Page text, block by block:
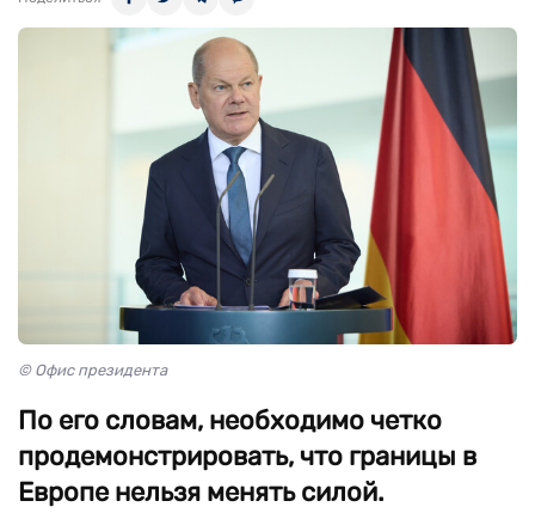
© Офис президента
По его словам, необходимо четко
продемонстрировать, что границы в
Европе нельзя менять силой.